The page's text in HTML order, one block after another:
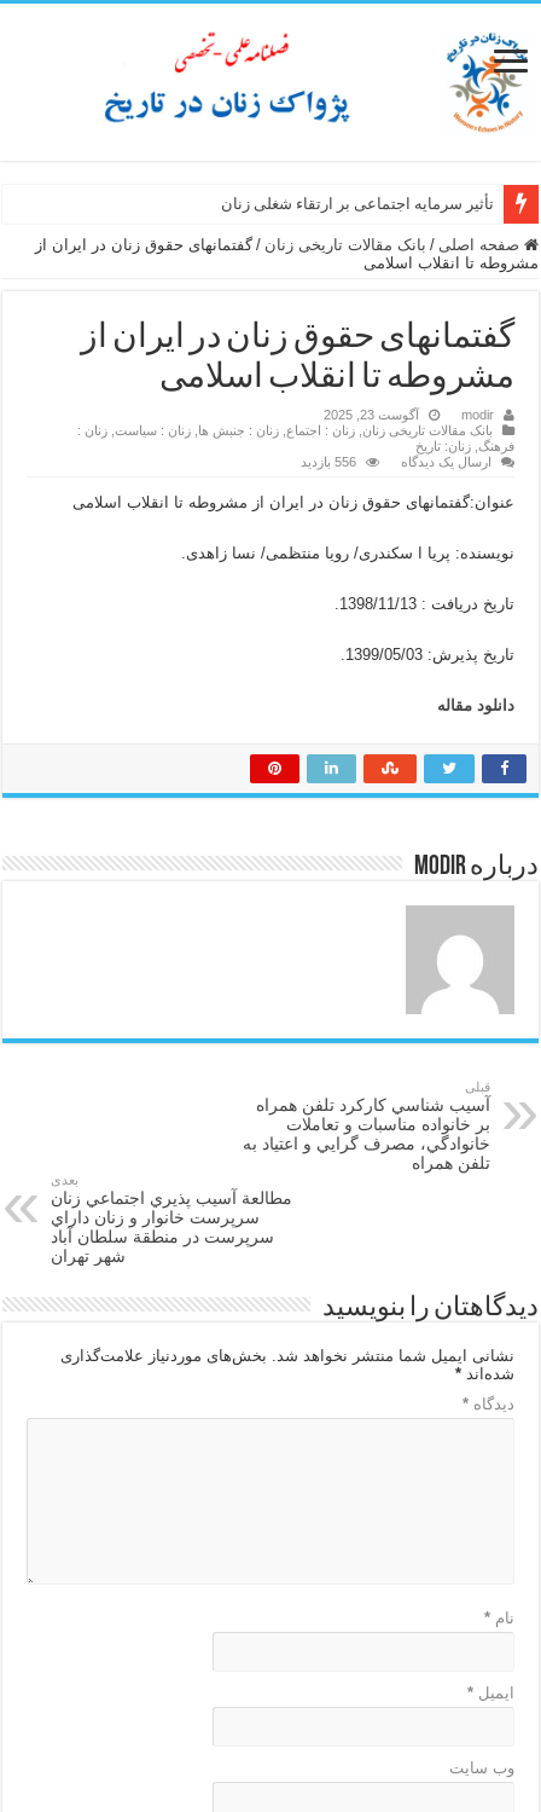
تأثیر سرمایه اجتماعی بر ارتقاء شغلی زنان
صفحه اصلی / بانک مقالات تاریخی زنان / گفتمانهای حقوق زنان در ایران از
مشروطه تا انقلاب اسلامی
گفتمانهای حقوق زنان در ایران از
مشروطه تا انقلاب اسلامی
modir
آگوست 23, 2025
بانک مقالات تاریخی زنان ,زنان : اجتماع ,زنان : جنبش ها ,زنان : سیاست ,زنان :
فرهنگ ,زنان: تاریخ
ارسال یک دیدگاه
556 بازدید
عنوان:گفتمانهای حقوق زنان در ایران از مشروطه تا انقلاب اسلامی
نویسنده: پریا ا سکندری/ رویا منتظمی/ نسا زاهدی.
تاریخ دریافت : 1398/11/13.
تاریخ پذیرش: 1399/05/03.
دانلود مقاله
درباره modir
قبلی
آسيب شناسي كاركرد تلفن همراه
بر خانواده مناسبات و تعاملات
خانوادگي، مصرف گرايي و اعتياد به
تلفن همراه
بعدی
مطالعة آسيب پذيري اجتماعي زنان
سرپرست خانوار و زنان داراي
سرپرست در منطقة سلطان آباد
شهر تهران
دیدگاهتان را بنویسید
نشانی ایمیل شما منتشر نخواهد شد.
بخش‌های موردنیاز علامت‌گذاری
شده‌اند*
دیدگاه*
نام*
ایمیل*
وب‌ سایت